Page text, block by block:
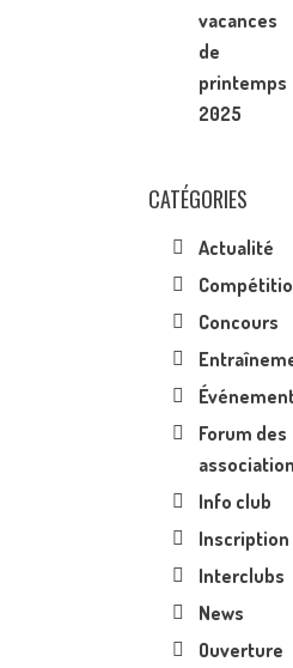
vacances
de
printemps
2025
CATÉGORIES
Actualité
Concours
Forum des
Info club
Inscription
Interclubs
News
Ouverture